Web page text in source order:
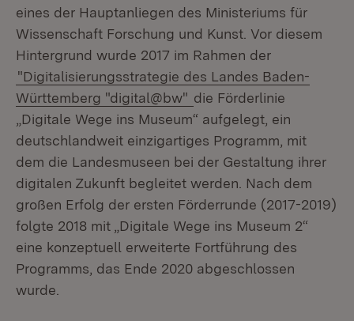
eines der Hauptanliegen des Ministeriums für
Wissenschaft Forschung und Kunst. Vor diesem
Hintergrund wurde 2017 im Rahmen der
"Digitalisierungsstrategie des Landes Baden-
Württemberg "digital@bw" die Förderlinie
„Digitale Wege ins Museum“ aufgelegt, ein
deutschlandweit einzigartiges Programm, mit
dem die Landesmuseen bei der Gestaltung ihrer
digitalen Zukunft begleitet werden. Nach dem
großen Erfolg der ersten Förderrunde (2017-2019)
folgte 2018 mit „Digitale Wege ins Museum 2“
eine konzeptuell erweiterte Fortführung des
Programms, das Ende 2020 abgeschlossen
wurde.